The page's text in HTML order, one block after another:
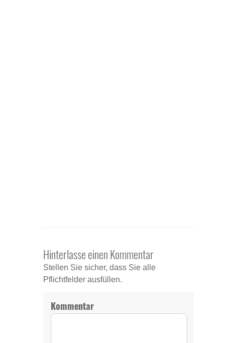
Hinterlasse einen Kommentar
Stellen Sie sicher, dass Sie alle
Pflichtfelder ausfüllen.
Kommentar